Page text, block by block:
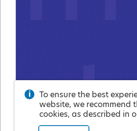
To ensure the best
website, we recommend
cookies, as described in